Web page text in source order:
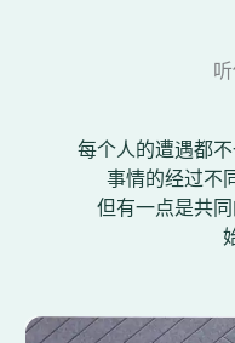
每个人的遭遇都
事情的经过不
但有一点是共同